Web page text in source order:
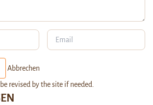
Abbrechen
revised by the site if needed.